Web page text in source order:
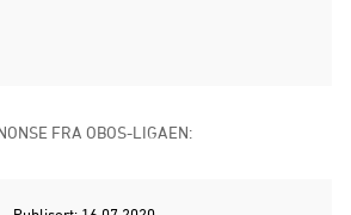
FRA OBOS-LIGAEN: